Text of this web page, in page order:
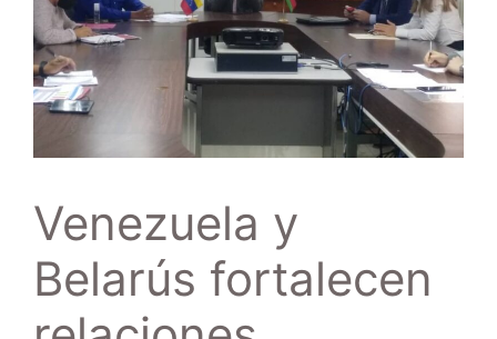
Venezuela y
Belarús fortalecen